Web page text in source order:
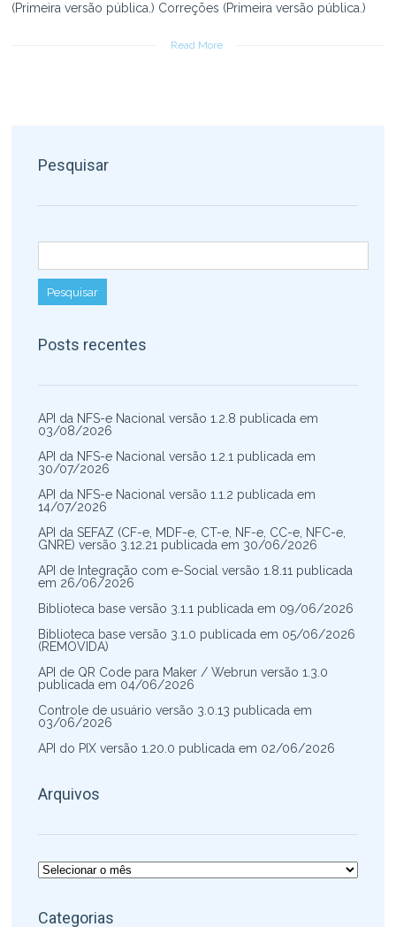
(Primeira versão pública.) Correções (Primeira versão pública.)
Read More
Pesquisar
Posts recentes
API da NFS-e Nacional versão 1.2.8 publicada em
03/08/2026
API da NFS-e Nacional versão 1.2.1 publicada em
30/07/2026
API da NFS-e Nacional versão 1.1.2 publicada em
14/07/2026
API da SEFAZ (CF-e, MDF-e, CT-e, NF-e, CC-e, NFC-e,
GNRE) versão 3.12.21 publicada em 30/06/2026
API de Integração com e-Social versão 1.8.11 publicada
em 26/06/2026
Biblioteca base versão 3.1.1 publicada em 09/06/2026
Biblioteca base versão 3.1.0 publicada em 05/06/2026
(REMOVIDA)
API de QR Code para Maker / Webrun versão 1.3.0
publicada em 04/06/2026
Controle de usuário versão 3.0.13 publicada em
03/06/2026
API do PIX versão 1.20.0 publicada em 02/06/2026
Arquivos
Arquivos
Categorias